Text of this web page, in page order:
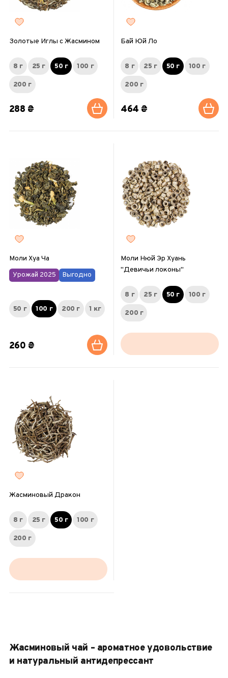
Золотые Иглы с Жасмином
8 г 25 г 50 г 100 г
200 г
288 ₴
Бай Юй Ло
8 г 25 г 50 г 100 г
200 г
464 ₴
Моли Хуа Ча
Урожай 2025
Выгодно
50 г 100 г 200 г 1 кг
260 ₴
Моли Нюй Эр Хуань
"Девичьи локоны"
8 г 25 г 50 г 100 г
200 г
Жасминовый Дракон
8 г 25 г 50 г 100 г
200 г
Жасминовый чай – ароматное удовольствие
и натуральный антидепрессант